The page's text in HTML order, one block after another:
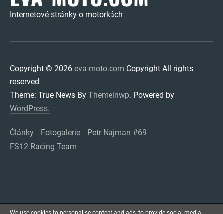
Internetové stránky o motorkách
Copyright © 2026 eva-moto.com Copyright All rights
reserved
Theme: True News By Themeinwp. Powered by
WordPress.
Články Fotogalerie
Petr Najman #69
FS12 Racing Team
We use cookies to personalise content and ads, to provide social media